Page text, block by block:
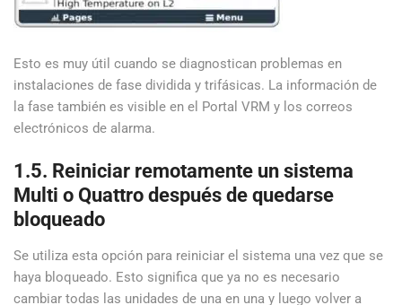
Esto es muy útil cuando se diagnostican problemas en
instalaciones de fase dividida y trifásicas. La información de
la fase también es visible en el Portal VRM y los correos
electrónicos de alarma.
1.5. Reiniciar remotamente un sistema
Multi o Quattro después de quedarse
bloqueado
Se utiliza esta opción para reiniciar el sistema una vez que se
haya bloqueado. Esto significa que ya no es necesario
cambiar todas las unidades de una en una y luego volver a